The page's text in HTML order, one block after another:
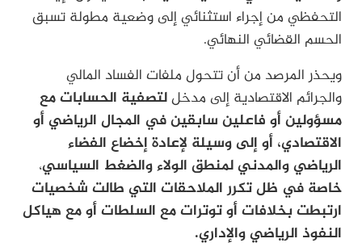
التحفظي من إجراء استثنائي إلى وضعية مطولة تسبق
الحسم القضائي النهائي.
ويحذر المرصد من أن تتحول ملفات الفساد المالي
والجرائم الاقتصادية إلى مدخللتصفية الحسابات مع
مسؤولين أو فاعلين سابقين في المجال الرياضي أو
الاقتصادي، أو إلى وسيلة لإعادة إخضاع الفضاء
الرياضي والمدني لمنطق الولاء والضغط السياسي،
خاصة في ظل تكرر الملاحقات التي طالت شخصيات
ارتبطت بخلافات أو توترات مع السلطات أو مع هياكل
النفوذ الرياضي والإداري.